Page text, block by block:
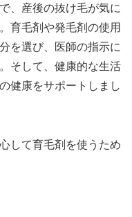
、産後の抜け毛が気に
育毛剤や発毛剤の使用
を選び、医師の指示に
そして、健康的な生活
健康をサポートしまし
して育毛剤を使うため